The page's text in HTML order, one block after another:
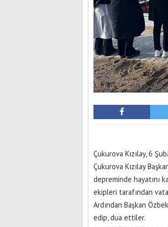
Çukurova Kızılay, 6
Çukurova Kızılay
depreminde hayatını
ekipleri tarafından
Ardından Başkan
edip, dua ettiler.